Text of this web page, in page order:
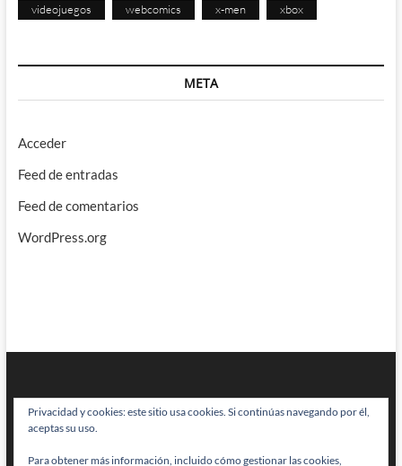
videojuegos webcomics x-men xbox
META
Acceder
Feed de entradas
Feed de comentarios
WordPress.org
BRAINSTOMPING
Privacidad y cookies: este sitio usa cookies. Si continúas navegando por él,
aceptas su uso.
Para obtener más información, incluido cómo gestionar las cookies,